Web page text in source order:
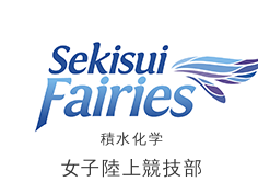
積水化学
女子陸上競技部